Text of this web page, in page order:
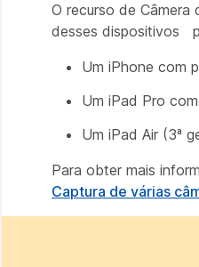
O recurso de
desses dispositivos
Um iPhone com
Um iPad Pro
Um iPad Air (3ª
Para obter mais
Captura de várias